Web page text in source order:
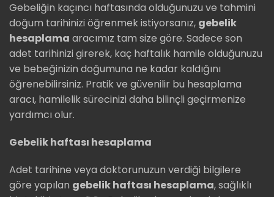
Gebeliğin kaçıncı haftasında olduğunuzu ve tahmini
doğum tarihinizi öğrenmek istiyorsanız, gebelik
hesaplama aracımız tam size göre. Sadece son
adet tarihinizi girerek, kaç haftalık hamile olduğunuzu
ve bebeğinizin doğumuna ne kadar kaldığını
öğrenebilirsiniz. Pratik ve güvenilir bu hesaplama
aracı, hamilelik sürecinizi daha bilinçli geçirmenize
yardımcı olur.
Gebelik haftası hesaplama
Adet tarihine veya doktorunuzun verdiği bilgilere
göre yapılan gebelik haftası hesaplama, sağlıklı